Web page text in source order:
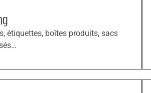
étiquettes, boîtes produits, sacs